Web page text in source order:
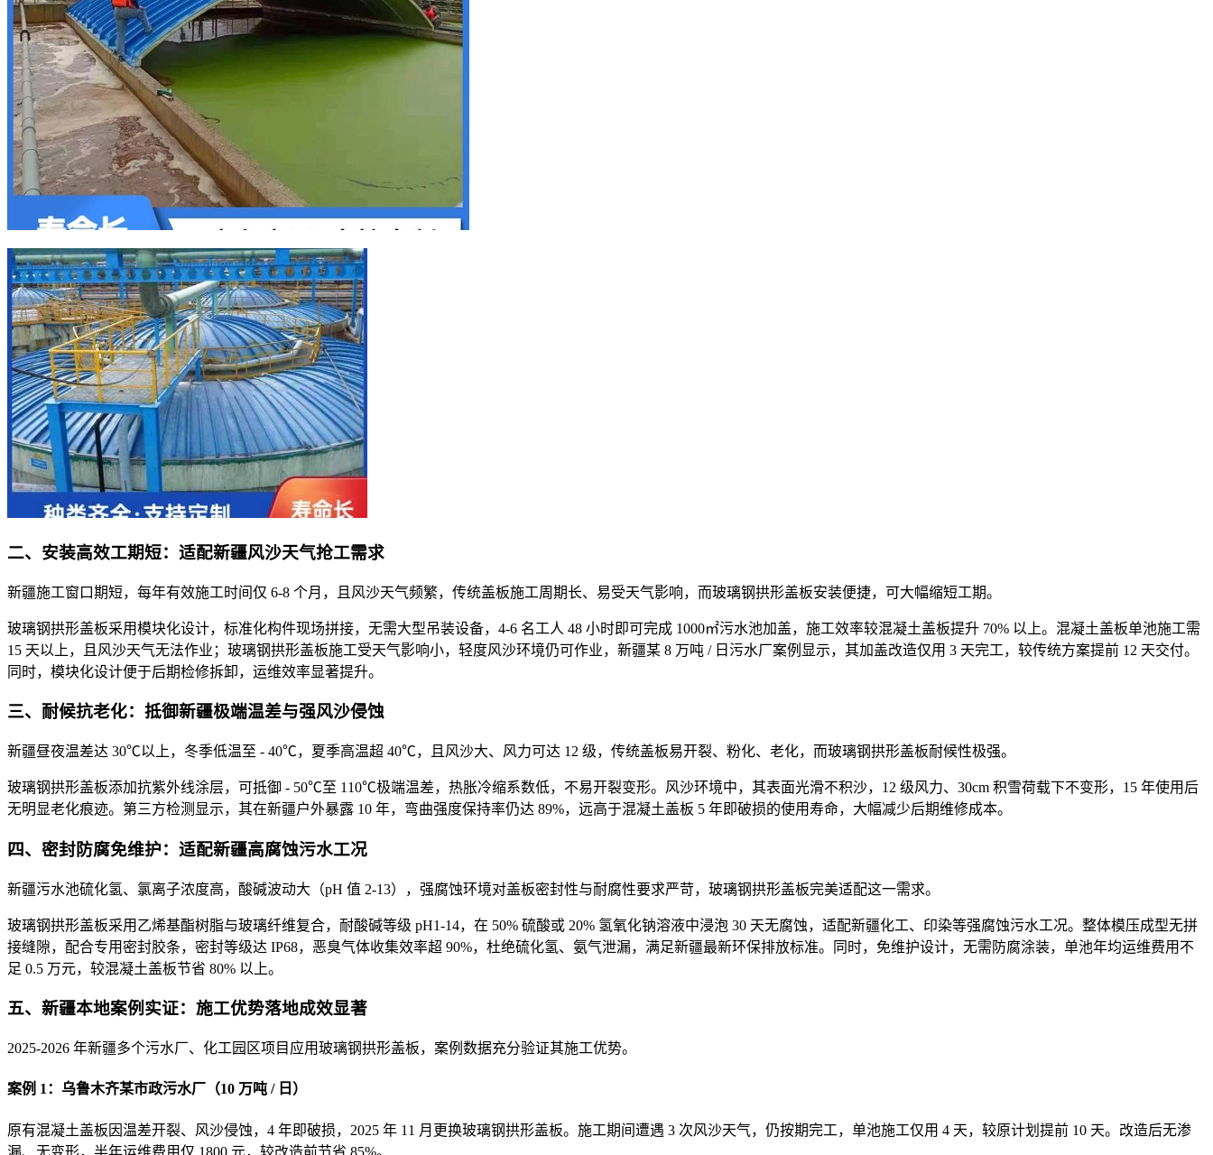
二、安装高效工期短：适配新疆风沙天气抢工需求
新疆施工窗口期短，每年有效施工时间仅 6-8 个月，且风沙天气频繁，传统盖板施工周期长、易受天气影响，而玻璃钢拱形盖板安装便捷，可大幅缩短工期。
玻璃钢拱形盖板采用模块化设计，标准化构件现场拼接，无需大型吊装设备，4-6 名工人 48 小时即可完成 1000㎡污水池加盖，施工效率较混凝土盖板提升 70% 以上。混凝土盖板单池施工需
15 天以上，且风沙天气无法作业；玻璃钢拱形盖板施工受天气影响小，轻度风沙环境仍可作业，新疆某 8 万吨 / 日污水厂案例显示，其加盖改造仅用 3 天完工，较传统方案提前 12 天交付。
同时，模块化设计便于后期检修拆卸，运维效率显著提升。
三、耐候抗老化：抵御新疆极端温差与强风沙侵蚀
新疆昼夜温差达 30℃以上，冬季低温至 - 40℃，夏季高温超 40℃，且风沙大、风力可达 12 级，传统盖板易开裂、粉化、老化，而玻璃钢拱形盖板耐候性极强。
玻璃钢拱形盖板添加抗紫外线涂层，可抵御 - 50℃至 110℃极端温差，热胀冷缩系数低，不易开裂变形。风沙环境中，其表面光滑不积沙，12 级风力、30cm 积雪荷载下不变形，15 年使用后
无明显老化痕迹。第三方检测显示，其在新疆户外暴露 10 年，弯曲强度保持率仍达 89%，远高于混凝土盖板 5 年即破损的使用寿命，大幅减少后期维修成本。
四、密封防腐免维护：适配新疆高腐蚀污水工况
新疆污水池硫化氢、氯离子浓度高，酸碱波动大（pH 值 2-13），强腐蚀环境对盖板密封性与耐腐性要求严苛，玻璃钢拱形盖板完美适配这一需求。
玻璃钢拱形盖板采用乙烯基酯树脂与玻璃纤维复合，耐酸碱等级 pH1-14，在 50% 硫酸或 20% 氢氧化钠溶液中浸泡 30 天无腐蚀，适配新疆化工、印染等强腐蚀污水工况。整体模压成型无拼
接缝隙，配合专用密封胶条，密封等级达 IP68，恶臭气体收集效率超 90%，杜绝硫化氢、氨气泄漏，满足新疆最新环保排放标准。同时，免维护设计，无需防腐涂装，单池年均运维费用不
足 0.5 万元，较混凝土盖板节省 80% 以上。
五、新疆本地案例实证：施工优势落地成效显著
2025-2026 年新疆多个污水厂、化工园区项目应用玻璃钢拱形盖板，案例数据充分验证其施工优势。
案例 1：乌鲁木齐某市政污水厂（10 万吨 / 日）
原有混凝土盖板因温差开裂、风沙侵蚀，4 年即破损，2025 年 11 月更换玻璃钢拱形盖板。施工期间遭遇 3 次风沙天气，仍按期完工，单池施工仅用 4 天，较原计划提前 10 天。改造后无渗
漏、无变形，半年运维费用仅 1800 元，较改造前节省 85%。